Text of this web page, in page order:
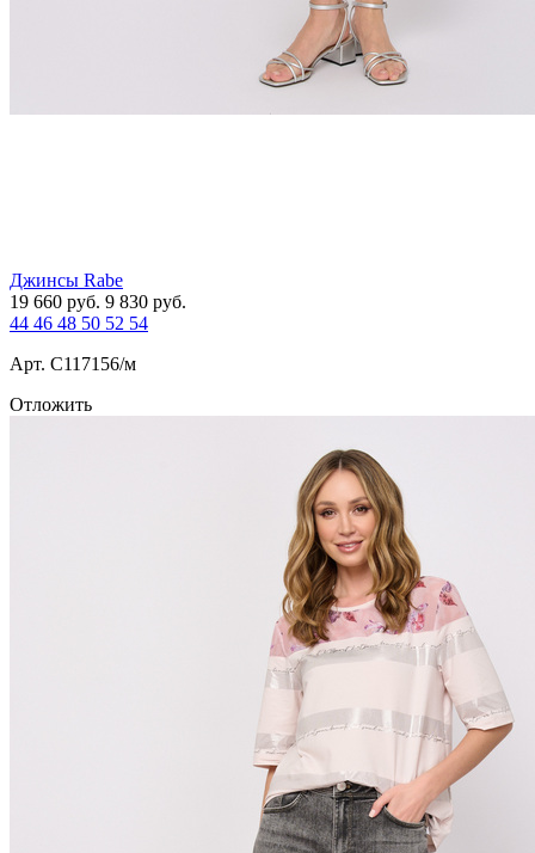
Джинсы Rabe
19 660 руб. 9 830 руб.
44 46 48 50 52 54
Арт. С117156/м
Отложить